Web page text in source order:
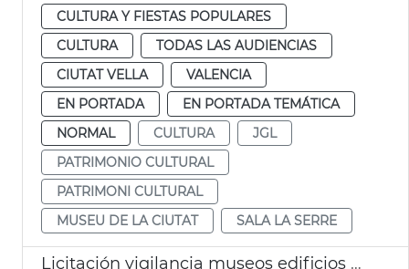
CULTURA Y FIESTAS POPULARES
CULTURA
TODAS LAS AUDIENCIAS
CIUTAT VELLA
VALENCIA
EN PORTADA
EN PORTADA TEMÁTICA
NORMAL
CULTURA
JGL
PATRIMONIO CULTURAL
PATRIMONI CULTURAL
MUSEU DE LA CIUTAT
SALA LA SERRE
Licitación vigilancia museos edificios históricos municipales València